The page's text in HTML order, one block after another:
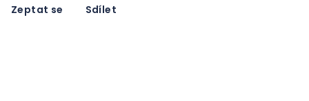
Zeptat se Sdílet